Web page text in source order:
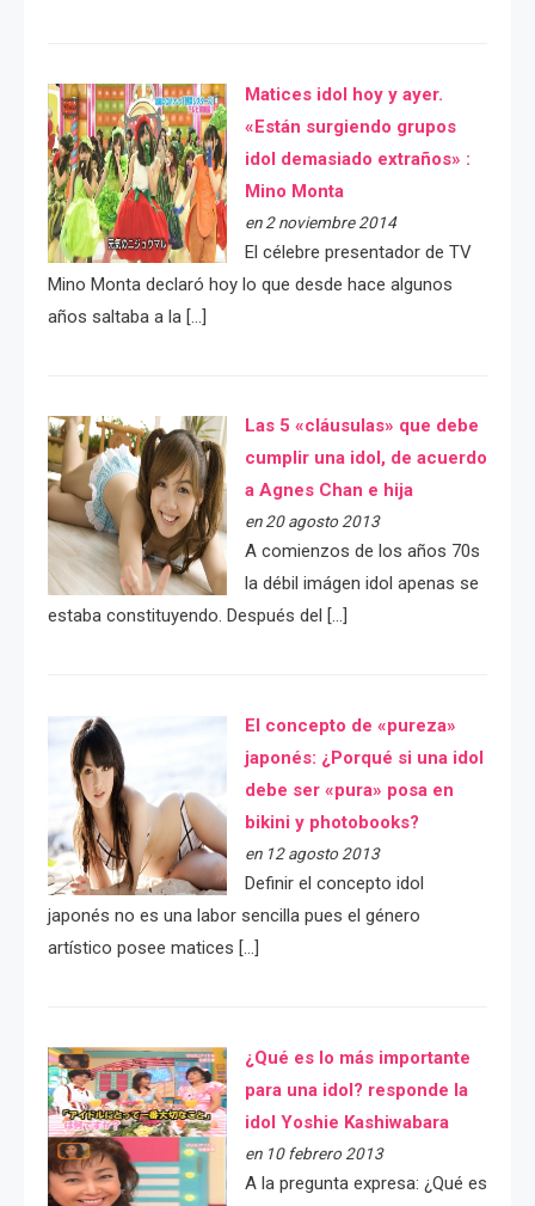
Matices idol hoy y ayer.
«Están surgiendo grupos
idol demasiado extraños» :
Mino Monta
en 2 noviembre 2014
El célebre presentador de TV
Mino Monta declaró hoy lo que desde hace algunos
años saltaba a la […]
Las 5 «cláusulas» que debe
cumplir una idol, de acuerdo
a Agnes Chan e hija
en 20 agosto 2013
A comienzos de los años 70s
la débil imágen idol apenas se
estaba constituyendo. Después del […]
El concepto de «pureza»
japonés: ¿Porqué si una idol
debe ser «pura» posa en
bikini y photobooks?
en 12 agosto 2013
Definir el concepto idol
japonés no es una labor sencilla pues el género
artístico posee matices […]
¿Qué es lo más importante
para una idol? responde la
idol Yoshie Kashiwabara
en 10 febrero 2013
A la pregunta expresa: ¿Qué es